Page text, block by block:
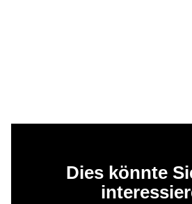
Dies könnte